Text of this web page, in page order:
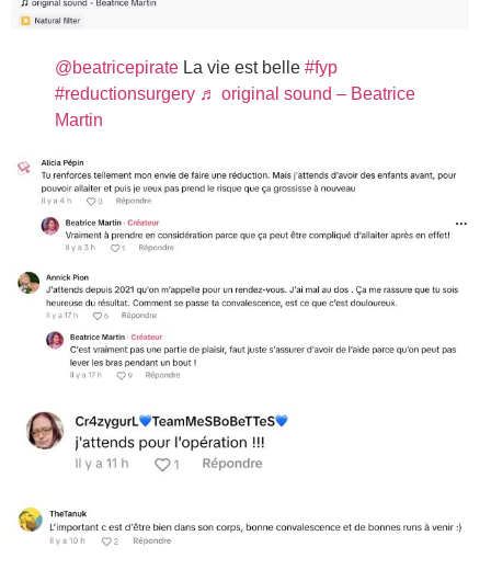
@beatricepirate La vie est belle #fyp
#reductionsurgery ♬ original sound – Beatrice
Martin